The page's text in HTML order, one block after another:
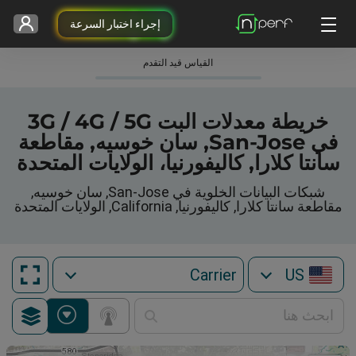
إجراء اختبار السرعة
القياس قيد التقدم
خريطة معدلات البت 3G / 4G / 5G
في San-Jose, سان خوسيه, مقاطعة
سانتا كلارا, كاليفورنيا، الولايات المتحدة
شبكات البيانات الخلوية في San-Jose, سان خوسيه,
مقاطعة سانتا كلارا, كاليفورنيا, California, الولايات المتحدة
US